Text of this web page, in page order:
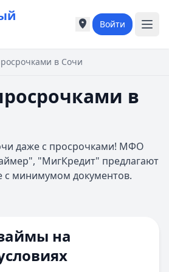
Города России
Москва
Казань
Б
Барнаул
Белгород
Города России
Москва
Казань
Б
Барнаул
Белгород
Войти
в Сочи
в
даже с просрочками! МФО
"МигКредит" предлагают
с минимумом документов.
на